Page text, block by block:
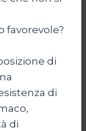
favorevole?
di
di
di